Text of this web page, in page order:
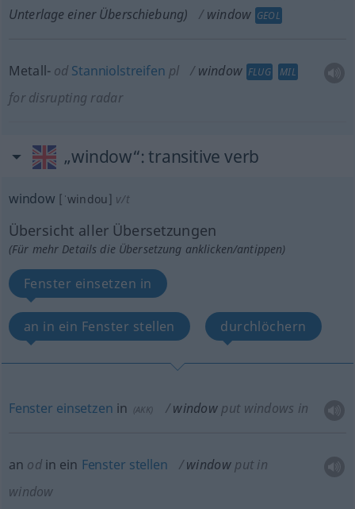
Unterlage einer Überschiebung)
window GEOL
Metall-od Stanniolstreifen pl window FLUG MIL
for disrupting radar
„window“: transitive verb
window [ˈwindou] v/t
Übersicht aller Übersetzungen
(Für mehr Details die Übersetzung anklicken/antippen)
Fenster einsetzen in
an in ein Fenster stellen durchlöchern
Fenster einsetzen in (AKK) window put windows in
an odin ein Fenster stellen window put in
window